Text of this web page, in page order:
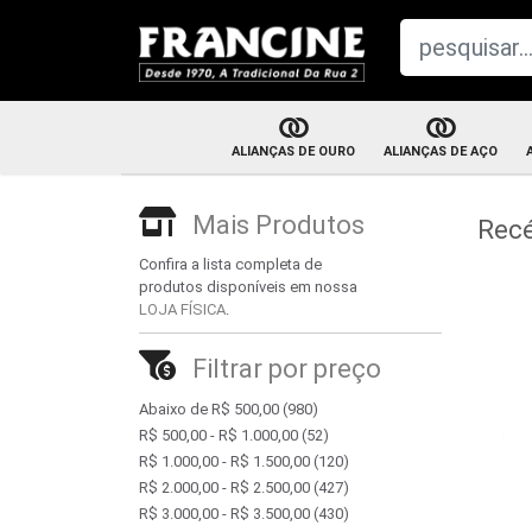
ALIANÇAS DE OURO
Aliança com brilhante
Aliança tradicional
Par de alianças
Aliança trabalhada
ALIANÇAS DE AÇO
Mais Produtos
Confira a lista completa de
produtos disponíveis em nossa
LOJA FÍSICA.
Filtrar por preço
Abaixo de R$ 500,00 (980)
R$ 500,00 - R$ 1.000,00 (52)
R$ 1.000,00 - R$ 1.500,00 (120)
R$ 2.000,00 - R$ 2.500,00 (427)
R$ 3.000,00 - R$ 3.500,00 (430)